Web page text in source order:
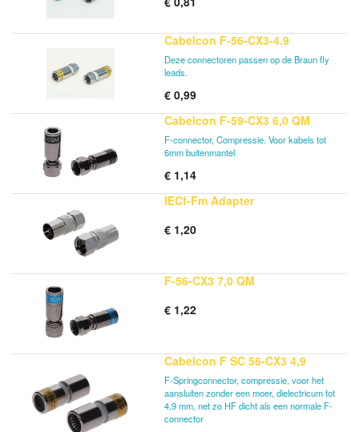
Cabelcon F-56-CX3-4.9
Deze connectoren passen op de Braun fly
leads.
€ 0,99
Cabelcon F-59-CX3 6,0 QM
F-connector, Compressie. Voor kabels tot
6mm buitenmantel
€ 1,14
IECf-Fm Adapter
€ 1,20
F-56-CX3 7,0 QM
€ 1,22
Cabelcon F SC 56-CX3 4,9
F-Springconnector, compressie, voor het
aansluiten zonder een moer, dielectricum tot
4,9 mm, net zo HF dicht als een normale F-
connector